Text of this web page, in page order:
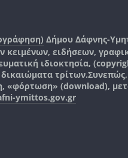
Δήμου Δάφνης-
κειμένων, ειδήσεων,
ιδιοκτησία,
τρίτων.
«φόρτωση» (download),
ymittos.gov.gr